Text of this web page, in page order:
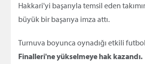
Hakkari'yi başarıyla temsil eden
büyük bir başarıya imza attı.
Turnuva boyunca oynadığı etkili
Finalleri'ne yükselmeye hak kazandı.